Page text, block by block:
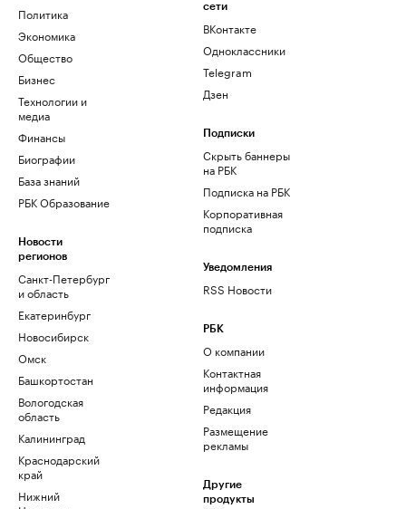
Политика
Экономика
Общество
Бизнес
Технологии и
медиа
Финансы
Биографии
База знаний
РБК Образование
Новости
регионов
Санкт-Петербург
и область
Екатеринбург
Новосибирск
Омск
Башкортостан
Вологодская
область
Калининград
Краснодарский
край
Нижний
сети
ВКонтакте
Одноклассники
Telegram
Дзен
Подписки
Скрыть баннеры
на РБК
Подписка на РБК
Корпоративная
подписка
Уведомления
RSS Новости
РБК
О компании
Контактная
информация
Редакция
Размещение
рекламы
Другие
продукты